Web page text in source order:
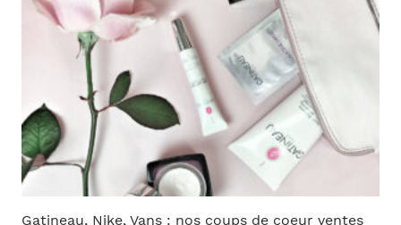
Gatineau, Nike, Vans : nos coups de coeur ventes